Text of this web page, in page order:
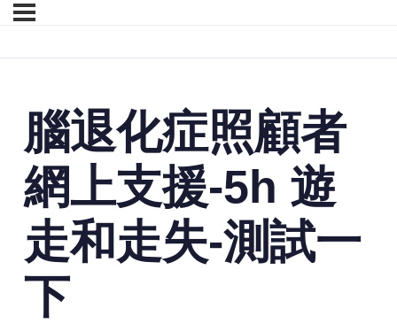
腦退化症照顧者
網上支援-5h 遊
走和走失-測試一
下